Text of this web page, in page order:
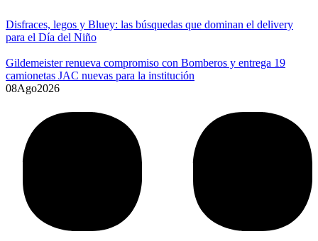
Disfraces, legos y Bluey: las búsquedas que dominan el delivery
para el Día del Niño
Gildemeister renueva compromiso con Bomberos y entrega 19
camionetas JAC nuevas para la institución
08Ago2026